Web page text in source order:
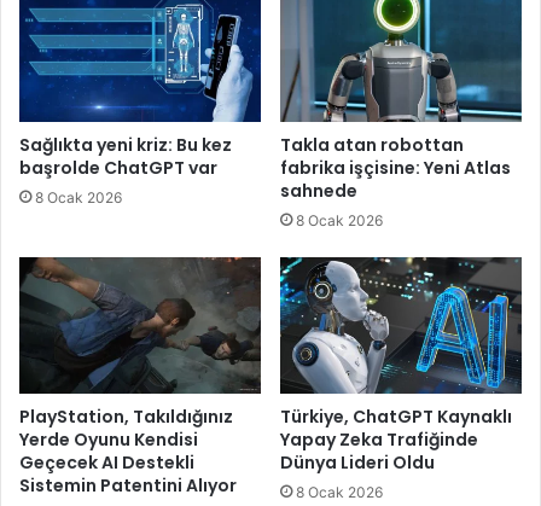
Sağlıkta yeni kriz: Bu kez
başrolde ChatGPT var
8 Ocak 2026
Takla atan robottan
fabrika işçisine: Yeni Atlas
sahnede
8 Ocak 2026
PlayStation, Takıldığınız
Yerde Oyunu Kendisi
Geçecek AI Destekli
Sistemin Patentini Alıyor
Türkiye, ChatGPT Kaynaklı
Yapay Zeka Trafiğinde
Dünya Lideri Oldu
8 Ocak 2026